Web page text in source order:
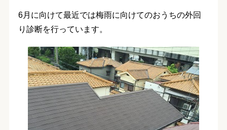
6月に向けて最近では梅雨に向けてのおうちの外回
り診断を行っています。